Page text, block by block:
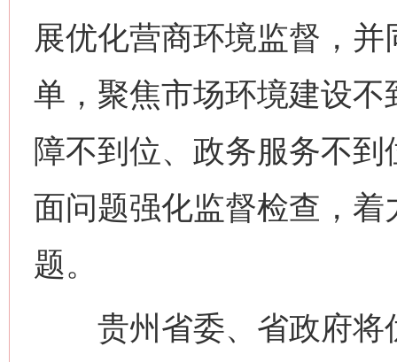
展优化营商环境监督，
单，聚焦市场环境建设
障不到位、政务服务不
面问题强化监督检查，
题。
贵州省委、省政府将